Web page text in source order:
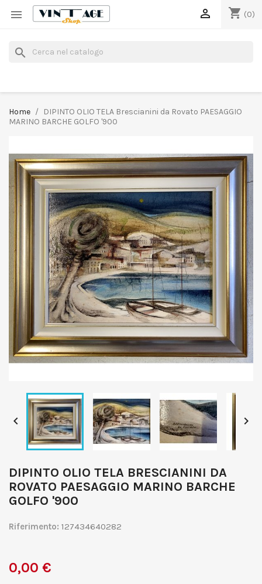
 shopping_cart (0)

search
Home
DIPINTO OLIO TELA Brescianini da Rovato PAESAGGIO
MARINO BARCHE GOLFO '900
 
DIPINTO OLIO TELA BRESCIANINI DA
ROVATO PAESAGGIO MARINO BARCHE
GOLFO '900
Riferimento: 127434640282
0,00 €